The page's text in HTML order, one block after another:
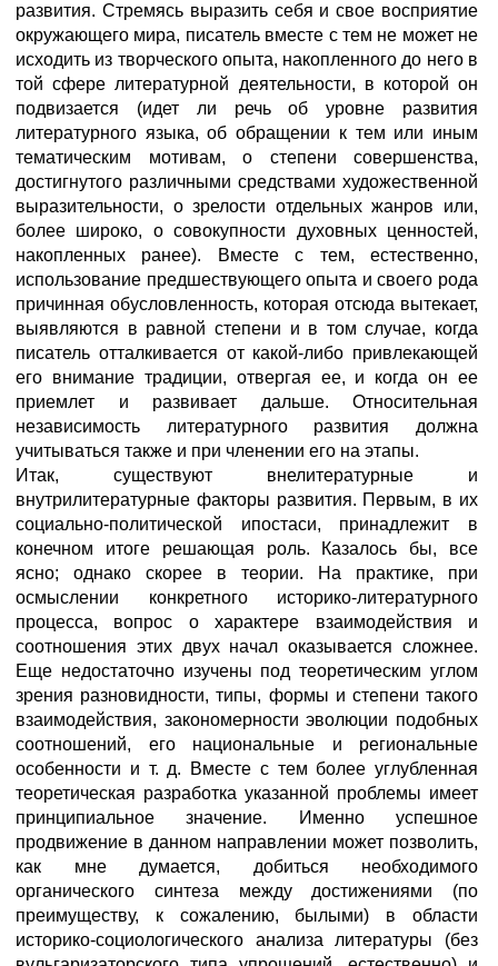
развития. Стремясь выразить себя и свое восприятие
окружающего мира, писатель вместе с тем не может не
исходить из творческого опыта, накопленного до него в
той сфере литературной деятельности, в которой он
подвизается (идет ли речь об уровне развития
литературного языка, об обращении к тем или иным
тематическим мотивам, о степени совершенства,
достигнутого различными средствами художественной
выразительности, о зрелости отдельных жанров или,
более широко, о совокупности духовных ценностей,
накопленных ранее). Вместе с тем, естественно,
использование предшествующего опыта и своего рода
причинная обусловленность, которая отсюда вытекает,
выявляются в равной степени и в том случае, когда
писатель отталкивается от какой-либо привлекающей
его внимание традиции, отвергая ее, и когда он ее
приемлет и развивает дальше. Относительная
независимость литературного развития должна
учитываться также и при членении его на этапы.
Итак, существуют внелитературные и
внутрилитературные факторы развития. Первым, в их
социально-политической ипостаси, принадлежит в
конечном итоге решающая роль. Казалось бы, все
ясно; однако скорее в теории. На практике, при
осмыслении конкретного историко-литературного
процесса, вопрос о характере взаимодействия и
соотношения этих двух начал оказывается сложнее.
Еще недостаточно изучены под теоретическим углом
зрения разновидности, типы, формы и степени такого
взаимодействия, закономерности эволюции подобных
соотношений, его национальные и региональные
особенности и т. д. Вместе с тем более углубленная
теоретическая разработка указанной проблемы имеет
принципиальное значение. Именно успешное
продвижение в данном направлении может позволить,
как мне думается, добиться необходимого
органического синтеза между достижениями (по
преимуществу, к сожалению, былыми) в области
историко-социологического анализа литературы (без